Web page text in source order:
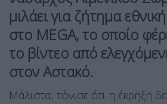
μιλάει για ζήτημα
στο MEGA, το οποίο
το βίντεο από
στον Αστακό.
Μάλιστα, τόνισε ότι η έκρηξη